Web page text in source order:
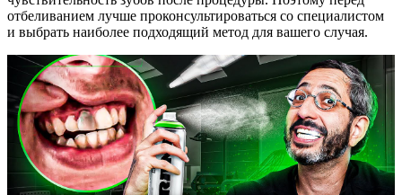
отбеливанием лучше проконсультироваться со специалистом
и выбрать наиболее подходящий метод для вашего случая.